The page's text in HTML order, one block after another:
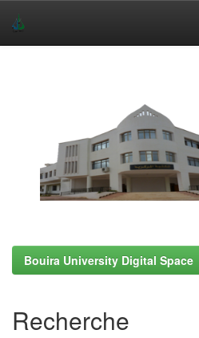
Bouira University Digital Space
Recherche